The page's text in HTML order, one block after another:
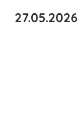
27
27.05.2026